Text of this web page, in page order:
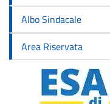
Albo Sindacale
Area Riservata